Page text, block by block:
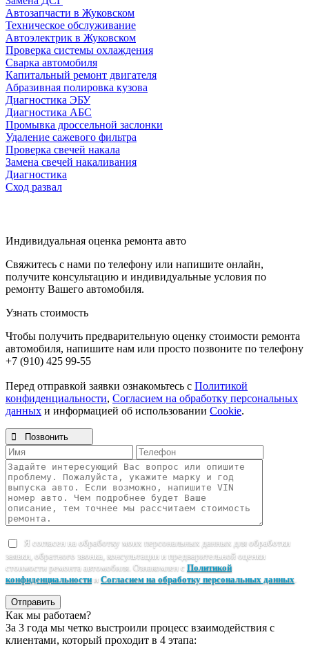
Автозапчасти в Жуковском
Техническое обслуживание
Автоэлектрик в Жуковском
Проверка системы охлаждения
Сварка автомобиля
Капитальный ремонт двигателя
Абразивная полировка кузова
Диагностика ЭБУ
Диагностика АБС
Промывка дроссельной заслонки
Удаление сажевого фильтра
Проверка свечей накала
Замена свечей накаливания
Диагностика
Сход развал
Индивидуальная оценка ремонта авто
Свяжитесь с нами по телефону или напишите онлайн,
получите консультацию и индивидуальные условия по
ремонту Вашего автомобиля.
Узнать стоимость
Чтобы получить предварительную оценку стоимости ремонта
автомобиля, напишите нам или просто позвоните по телефону
+7 (910) 425 99-55
Перед отправкой заявки ознакомьтесь с Политикой
конфиденциальности, Согласием на обработку персональных
данных и информацией об использовании Cookie.
 Позвонить
Я согласен на обработку моих персональных данных для обработки
заявки, обратного звонка, консультации и предварительной оценки
стоимости ремонта автомобиля. Ознакомлен с Политикой
конфиденциальностии Согласием на обработку персональных данных
Отправить
Как мы работаем?
За 3 года мы четко выстроили процесс взаимодействия с
клиентами, который проходит в 4 этапа: